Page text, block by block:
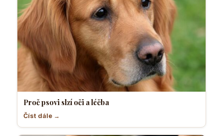
Proč psovi slzí oči a léčba
Číst dále →